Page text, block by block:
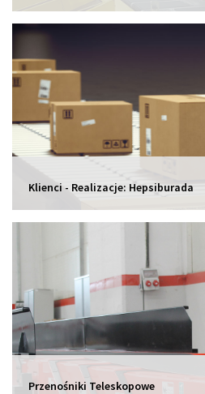
Klienci - Realizacje: Hepsiburada
Przenośniki Teleskopowe